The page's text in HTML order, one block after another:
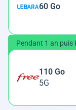
60 Go
Pendant 1 an puis
110 Go
5G